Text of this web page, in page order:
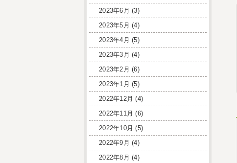
2023年6月 (3)
2023年5月 (4)
2023年4月 (5)
2023年3月 (4)
2023年2月 (6)
2023年1月 (5)
2022年12月 (4)
2022年11月 (6)
2022年10月 (5)
2022年9月 (4)
2022年8月 (4)